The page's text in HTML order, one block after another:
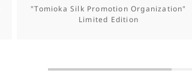
"Tomioka Silk Promotion Organization"
Limited Edition